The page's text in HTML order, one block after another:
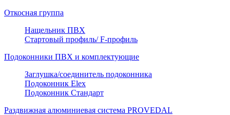
Откосная группа
Нащельник ПВХ
Стартовый профиль/ F-профиль
Подоконники ПВХ и комплектующие
Заглушка/соединитель подоконника
Подоконник Elex
Подоконник Стандарт
Раздвижная алюминиевая система PROVEDAL